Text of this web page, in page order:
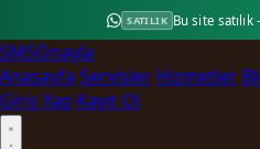
SATILIK Bu site
SMSOnayla
Anasayfa Servisler Hizmetler
Giriş Yap Kayıt Ol